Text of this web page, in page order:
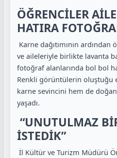
ÖĞRENCİLER
HATIRA
Karne dağıtımının
ve aileleriyle birlikte lavanta
fotoğraf alanlarında bol bol
Renkli görüntülerin oluştuğu
karne sevincini hem de
yaşadı.
“UNUTULMAZ
İSTEDİK”
İl Kültür ve Turizm Müdürü